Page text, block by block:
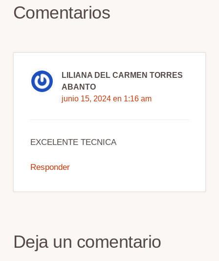
Interacciones
Comentarios
LILIANA DEL CARMEN TORRES
ABANTO
junio 15, 2024 en 1:16 am
EXCELENTE TECNICA
Responder
Deja un comentario